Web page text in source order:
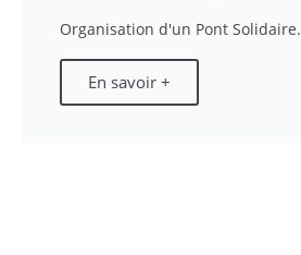
Organisation d'un Pont Solidaire.
En savoir +